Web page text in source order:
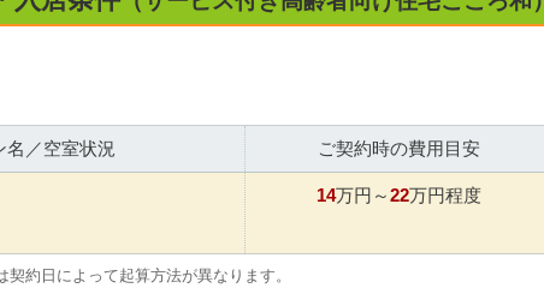
名／空室状況 ご契約時の費用目安
14万円～22万円程度
約日によって起算方法が異なります。